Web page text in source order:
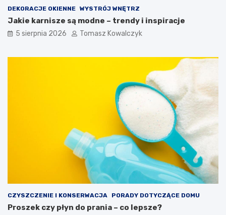
DEKORACJE OKIENNE WYSTRÓJ WNĘTRZ
Jakie karnisze są modne – trendy i inspiracje
5 sierpnia 2026 Tomasz Kowalczyk
CZYSZCZENIE I KONSERWACJA PORADY DOTYCZĄCE DOMU
Proszek czy płyn do prania – co lepsze?